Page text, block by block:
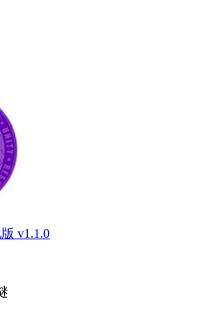
v1.1.0